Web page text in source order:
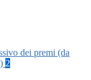
dei premi (da
2